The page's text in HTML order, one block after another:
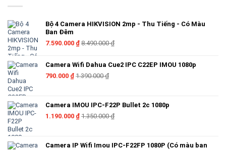
Bộ 4 Camera HIKVISION 2mp - Thu Tiếng - Có Màu
Ban Đêm
7.590.000 ₫ 8.490.000₫
Camera Wifi Dahua Cue2 IPC C22EP IMOU 1080p
790.000 ₫ 1.390.000₫
Camera IMOU IPC-F22P Bullet 2c 1080p
1.190.000 ₫ 1.350.000₫
Camera IP Wifi Imou IPC-F22FP 1080P (Có màu ban